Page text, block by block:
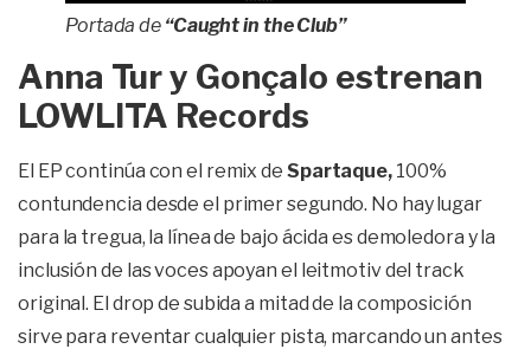
Portada de “Caught in the Club”
Anna Tur y Gonçalo estrenan
LOWLITA Records
El EP continúa con el remix de Spartaque, 100%
contundencia desde el primer segundo. No hay lugar
para la tregua, la línea de bajo ácida es demoledora y la
inclusión de las voces apoyan el leitmotiv del track
original. El drop de subida a mitad de la composición
sirve para reventar cualquier pista, marcando un antes